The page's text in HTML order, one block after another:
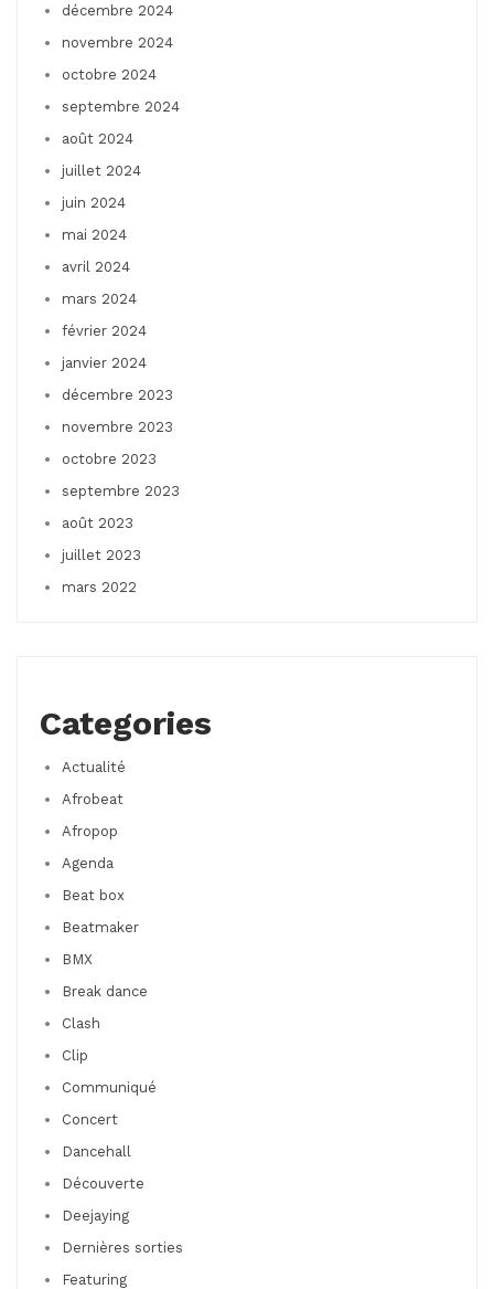
décembre 2024
novembre 2024
octobre 2024
septembre 2024
août 2024
juillet 2024
juin 2024
mai 2024
avril 2024
mars 2024
février 2024
janvier 2024
décembre 2023
novembre 2023
octobre 2023
septembre 2023
août 2023
juillet 2023
mars 2022
Categories
Actualité
Afrobeat
Afropop
Agenda
Beat box
Beatmaker
BMX
Break dance
Clash
Clip
Communiqué
Concert
Dancehall
Découverte
Deejaying
Dernières sorties
Featuring